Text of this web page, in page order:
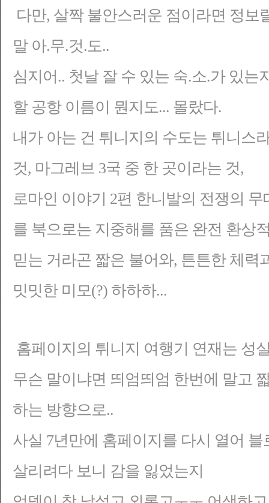
다만, 살짝 불안스러운 점이라면 정보
말 아.무.것.도..
심지어.. 첫날 잘 수 있는 숙.소.가 있는
할 공항 이름이 뭔지도... 몰랐다.
내가 아는 건 튀니지의 수도는 튀니스
것, 마그레브 3국 중 한 곳이라는 것,
로마인 이야기 2편 한니발의 전쟁의
를 북으로는 지중해를 품은 완전 환상
믿는 거라곤 짧은 불어와, 튼튼한 체력
밋밋한 미모(?) 하하하...
홈페이지의 튀니지 여행기 연재는 성
무슨 말이냐면 띄엄띄엄 한번에 말고
하는 방향으로..
사실 7년만에 홈페이지를 다시 열어
살리려다 보니 감을 잃었는지